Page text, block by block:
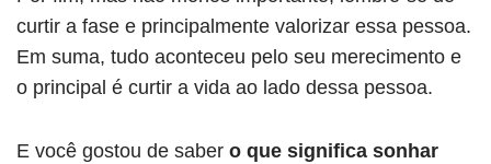
curtir a fase e principalmente valorizar essa pessoa.
Em suma, tudo aconteceu pelo seu merecimento e
o principal é curtir a vida ao lado dessa pessoa.
E você gostou de saber o que significa sonhar